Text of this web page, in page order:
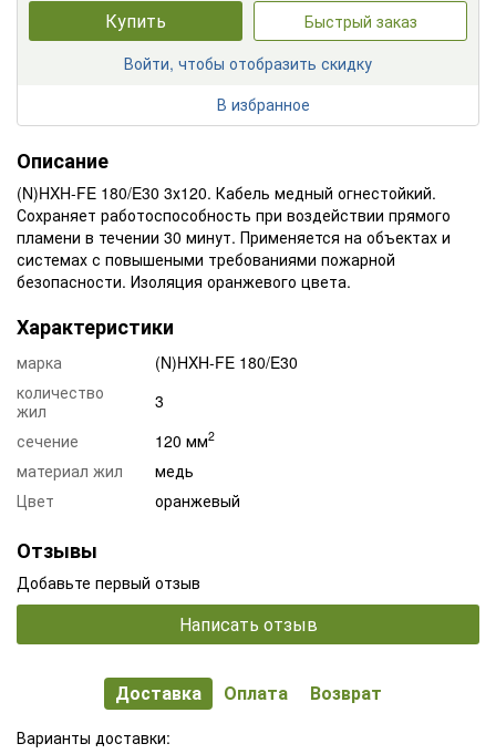
Купить
Быстрый заказ
Войти, чтобы отобразить скидку
В избранное
Описание
(N)HXH-FE 180/E30 3х120. Кабель медный огнестойкий.
Сохраняет работоспособность при воздействии прямого
пламени в течении 30 минут. Применяется на объектах и
системах с повышеными требованиями пожарной
безопасности. Изоляция оранжевого цвета.
Характеристики
марка
(N)HXH-FE 180/E30
количество
жил
3
сечение
120 мм2
материал жил
медь
Цвет
оранжевый
Отзывы
Добавьте первый отзыв
Написать отзыв
Доставка Оплата Возврат
Варианты доставки: